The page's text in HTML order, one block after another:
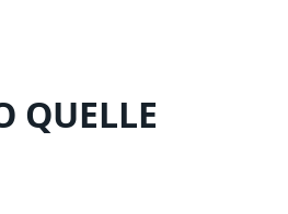
QUELLE